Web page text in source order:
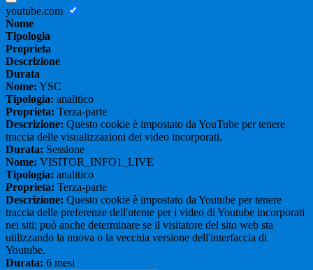
youtube.com
Nome
Tipologia
Proprieta
Descrizione
Durata
Nome: YSC
Tipologia: analitico
Proprieta: Terza-parte
Descrizione: Questo cookie è impostato da YouTube per tenere
traccia delle visualizzazioni dei video incorporati.
Durata: Sessione
Nome: VISITOR_INFO1_LIVE
Tipologia: analitico
Proprieta: Terza-parte
Descrizione: Questo cookie è impostato da Youtube per tenere
traccia delle preferenze dell'utente per i video di Youtube incorporati
nei siti; può anche determinare se il visitatore del sito web sta
utilizzando la nuova o la vecchia versione dell'interfaccia di
Youtube.
Durata: 6 mesi